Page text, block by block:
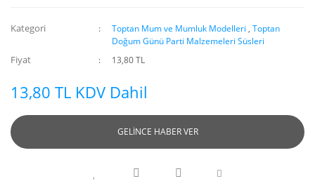
Kategori Toptan Mum ve Mumluk Modelleri ,Toptan
Doğum Günü Parti Malzemeleri Süsleri
Fiyat 13,80 TL
13,80 TL KDV Dahil
GELİNCE HABER VER